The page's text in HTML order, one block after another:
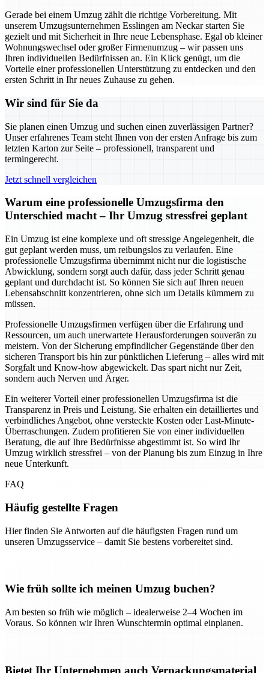
Gerade bei einem Umzug zählt die richtige Vorbereitung. Mit
unserem Umzugsunternehmen Esslingen am Neckar starten Sie
gezielt und mit Sicherheit in Ihre neue Lebensphase. Egal ob kleiner
Wohnungswechsel oder großer Firmenumzug – wir passen uns
Ihren individuellen Bedürfnissen an. Ein Klick genügt, um die
Vorteile einer professionellen Unterstützung zu entdecken und den
ersten Schritt in Ihr neues Zuhause zu gehen.
Wir sind für Sie da
Sie planen einen Umzug und suchen einen zuverlässigen Partner?
Unser erfahrenes Team steht Ihnen von der ersten Anfrage bis zum
letzten Karton zur Seite – professionell, transparent und
termingerecht.
Jetzt schnell vergleichen
Warum eine professionelle Umzugsfirma den
Unterschied macht – Ihr Umzug stressfrei geplant
Ein Umzug ist eine komplexe und oft stressige Angelegenheit, die
gut geplant werden muss, um reibungslos zu verlaufen. Eine
professionelle Umzugsfirma übernimmt nicht nur die logistische
Abwicklung, sondern sorgt auch dafür, dass jeder Schritt genau
geplant und durchdacht ist. So können Sie sich auf Ihren neuen
Lebensabschnitt konzentrieren, ohne sich um Details kümmern zu
müssen.
Professionelle Umzugsfirmen verfügen über die Erfahrung und
Ressourcen, um auch unerwartete Herausforderungen souverän zu
meistern. Von der Sicherung empfindlicher Gegenstände über den
sicheren Transport bis hin zur pünktlichen Lieferung – alles wird mit
Sorgfalt und Know-how abgewickelt. Das spart nicht nur Zeit,
sondern auch Nerven und Ärger.
Ein weiterer Vorteil einer professionellen Umzugsfirma ist die
Transparenz in Preis und Leistung. Sie erhalten ein detailliertes und
verbindliches Angebot, ohne versteckte Kosten oder Last-Minute-
Überraschungen. Zudem profitieren Sie von einer individuellen
Beratung, die auf Ihre Bedürfnisse abgestimmt ist. So wird Ihr
Umzug wirklich stressfrei – von der Planung bis zum Einzug in Ihre
neue Unterkunft.
FAQ
Häufig gestellte Fragen
Hier finden Sie Antworten auf die häufigsten Fragen rund um
unseren Umzugsservice – damit Sie bestens vorbereitet sind.
Wie früh sollte ich meinen Umzug buchen?
Am besten so früh wie möglich – idealerweise 2–4 Wochen im
Voraus. So können wir Ihren Wunschtermin optimal einplanen.
Bietet Ihr Unternehmen auch Verpackungsmaterial